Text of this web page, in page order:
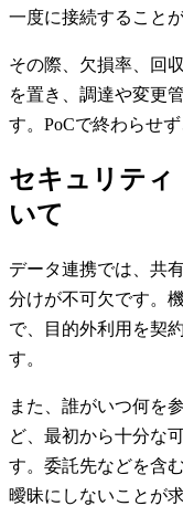
一度に接続すること
その際、欠損率、回
を置き、調達や変更
す。PoCで終わらせ
セキュリティ
いて
データ連携では、共
分けが不可欠です。
で、目的外利用を契
す。
また、誰がいつ何を
ど、最初から十分な
す。委託先などを含
曖昧にしないことが